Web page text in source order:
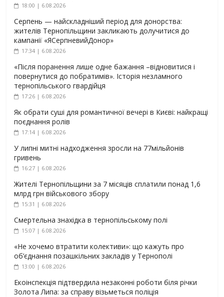
18:00 | 6.08.2026
Серпень — найскладніший період для донорства:
жителів Тернопільщини закликають долучитися до
кампанії «ЯСерпневийДонор»
17:34 | 6.08.2026
«Після поранення лише одне бажання –відновитися і
повернутися до побратимів». Історія незламного
тернопільського гвардійця
17:26 | 6.08.2026
Як обрати суші для романтичної вечері в Києві: найкращі
поєднання ролів
17:14 | 6.08.2026
У липні митні надходження зросли на 77мільйонів
гривень
16:27 | 6.08.2026
Жителі Тернопільщини за 7 місяців сплатили понад 1,6
млрд грн військового збору
15:31 | 6.08.2026
Смертельна знахідка в тернопільському полі
15:07 | 6.08.2026
«Не хочемо втратити колективи»: що кажуть про
об’єднання позашкільних закладів у Тернополі
13:00 | 6.08.2026
Екоінспекція підтвердила незаконні роботи біля річки
Золота Липа: за справу візьметься поліція